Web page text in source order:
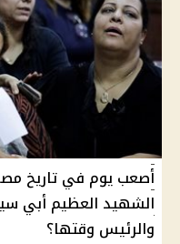
أصعب يوم في تاريخ
الشهيد العظيم أبي
والرئيس وقتها؟